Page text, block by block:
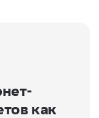
как